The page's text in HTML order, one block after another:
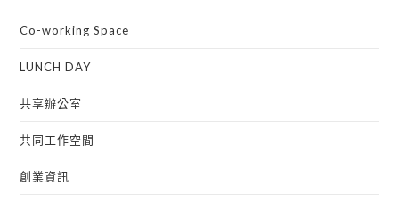
Co-working Space
LUNCH DAY
共享辦公室
共同工作空間
創業資訊